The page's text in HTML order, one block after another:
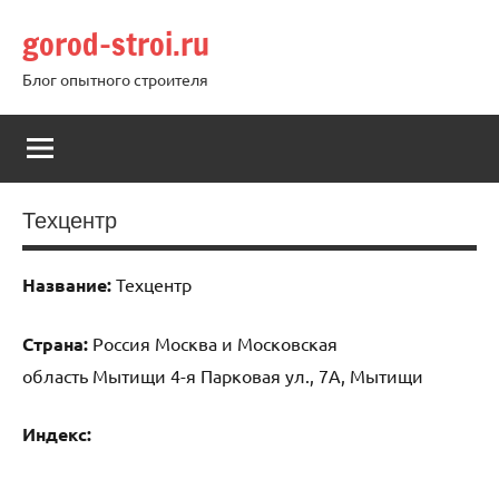
содержимому
gorod-stroi.ru
Блог опытного строителя
Техцентр
Название: Техцентр
Страна: Россия Москва и Московская
область Мытищи 4-я Парковая ул., 7А, Мытищи
Индекс: